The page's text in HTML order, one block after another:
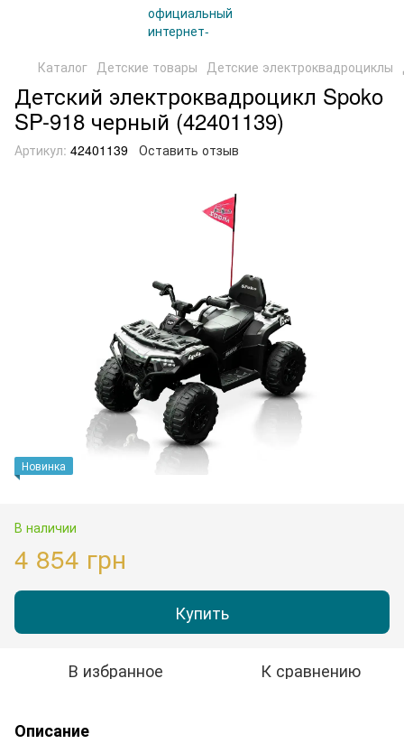
Каталог Детские товары Детские электроквадроциклы
Детский электроквадроцикл Spoko
SP-918 черный (42401139)
Артикул: 42401139 Оставить отзыв
Новинка
В наличии
4 854 грн
Купить
В избранное К сравнению
Описание